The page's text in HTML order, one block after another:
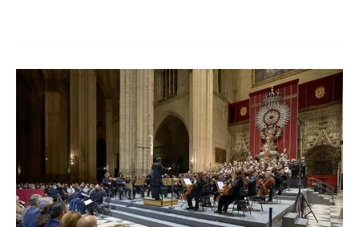
PROTAGONIZA
CONCIERTO
INAUGURAL
DEL